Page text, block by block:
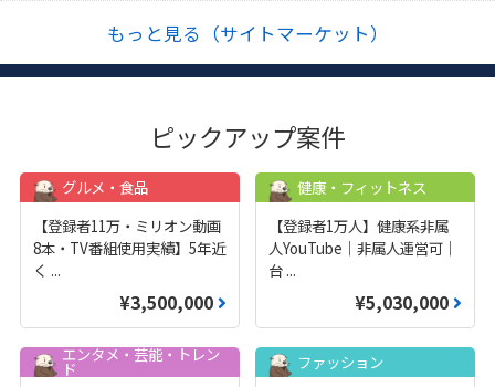
もっと見る（サイトマーケット）
ピックアップ案件
グルメ・食品
【登録者11万・ミリオン動画
8本・TV番組使用実績】5年近
く ...
¥3,500,000
健康・フィットネス
【登録者1万人】健康系非属
人YouTube｜非属人運営可｜
台 ...
¥5,030,000
エンタメ・芸能・トレン
ド
ファッション